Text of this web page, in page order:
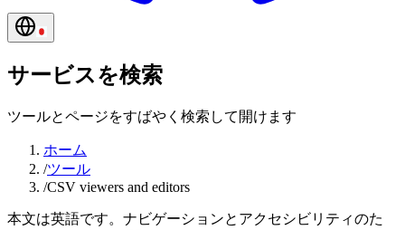
サービスを検索
ツールとページをすばやく検索して開けます
ホーム
/ツール
/CSV viewers and editors
本文は英語です。ナビゲーションとアクセシビリティのた